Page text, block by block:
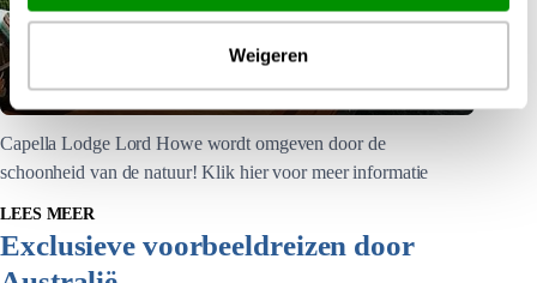
Weigeren
Capella Lodge Lord Howe wordt omgeven door de
schoonheid van de natuur! Klik hier voor meer informatie
LEES MEER
Exclusieve voorbeeldreizen door